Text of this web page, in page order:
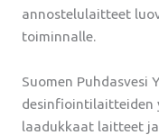
annostelulaitteet
toiminnalle.
Suomen Puhdasvesi
desinfiointilaitteiden
laadukkaat laitteet